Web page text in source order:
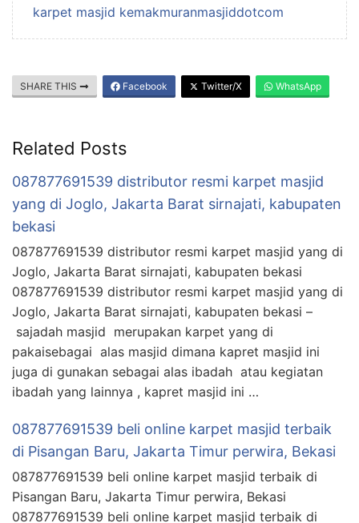
karpet masjid kemakmuranmasjiddotcom
SHARE THIS Facebook Twitter/X WhatsApp
Related Posts
087877691539 distributor resmi karpet masjid
yang di Joglo, Jakarta Barat sirnajati, kabupaten
bekasi
087877691539 distributor resmi karpet masjid yang di
Joglo, Jakarta Barat sirnajati, kabupaten bekasi
087877691539 distributor resmi karpet masjid yang di
Joglo, Jakarta Barat sirnajati, kabupaten bekasi –
sajadah masjid merupakan karpet yang di
pakaisebagai alas masjid dimana kapret masjid ini
juga di gunakan sebagai alas ibadah atau kegiatan
ibadah yang lainnya , kapret masjid ini …
087877691539 beli online karpet masjid terbaik
di Pisangan Baru, Jakarta Timur perwira, Bekasi
087877691539 beli online karpet masjid terbaik di
Pisangan Baru, Jakarta Timur perwira, Bekasi
087877691539 beli online karpet masjid terbaik di